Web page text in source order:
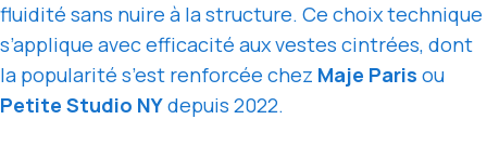
fluidité sans nuire à la structure. Ce choix technique
s’applique avec efficacité aux vestes cintrées, dont
la popularité s’est renforcée chez Maje Paris ou
Petite Studio NYdepuis 2022.